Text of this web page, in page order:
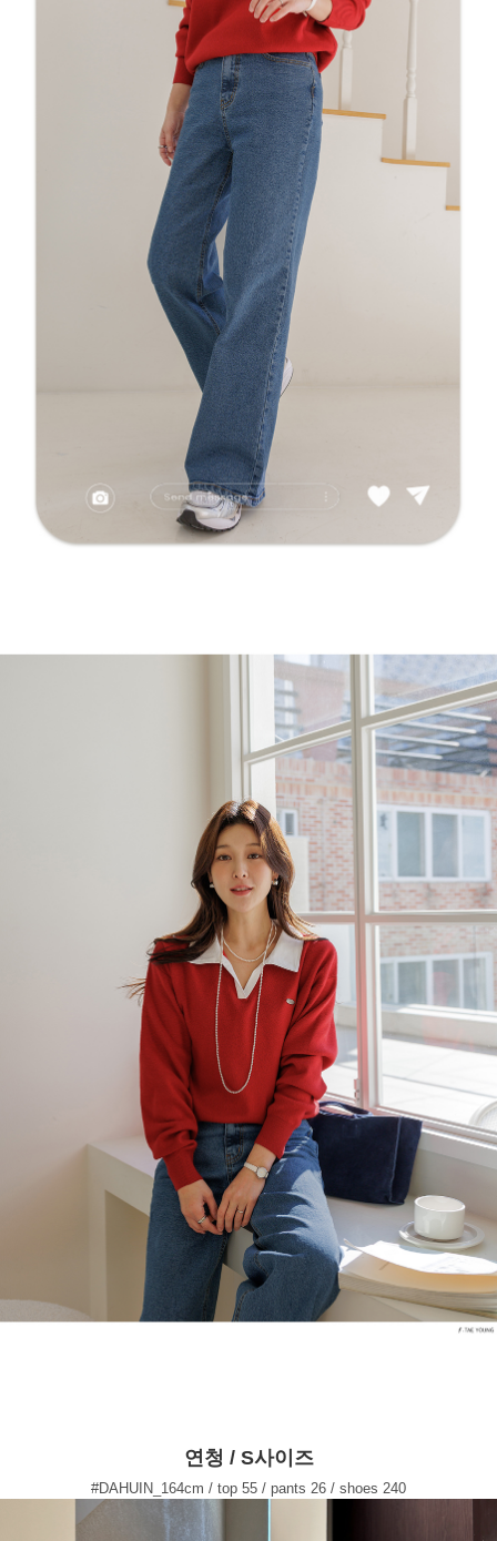
연청 / S사이즈
#DAHUIN_164cm / top 55 / pants 26 / shoes 240